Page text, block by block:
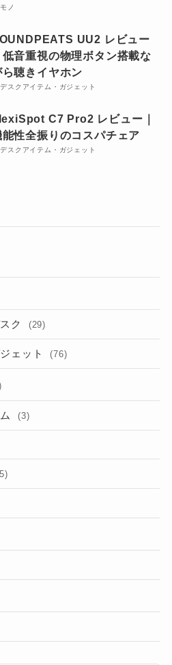
モノ
UU2 レビュー
低音重視の物理ボタン搭載な
ら聴きイヤホン
デスクアイテム・ガジェット
C7 Pro2 レビュー｜
能性全振りのコスパチェア
デスクアイテム・ガジェット
ク (29)
ェット (76)
(3)